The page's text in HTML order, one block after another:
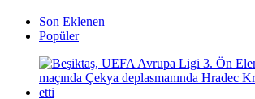
Son Eklenen
Popüler